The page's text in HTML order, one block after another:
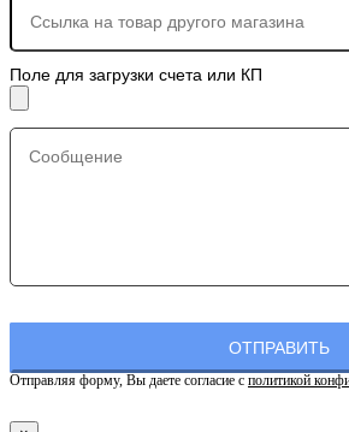
Поле для загрузки счета или КП
Отправляя форму, Вы даете согласие с политикой